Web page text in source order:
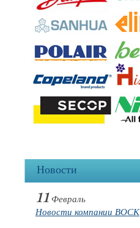
Новости
11 Февраль
Новости компании BOCK